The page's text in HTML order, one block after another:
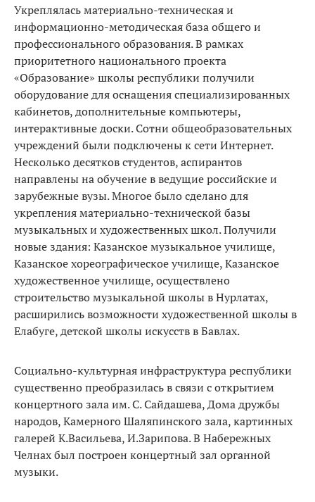
Укреплялась материально-техническая и
информационно-методическая база общего и
профессионального образования. В рамках
приоритетного национального проекта
«Образование» школы республики получили
оборудование для оснащения специализированных
кабинетов, дополнительные компьютеры,
интерактивные доски. Сотни общеобразовательных
учреждений были подключены к сети Интернет.
Несколько десятков студентов, аспирантов
направлены на обучение в ведущие российские и
зарубежные вузы. Многое было сделано для
укрепления материально-технической базы
музыкальных и художественных школ. Получили
новые здания: Казанское музыкальное училище,
Казанское хореографическое училище, Казанское
художественное училище, осуществлено
строительство музыкальной школы в Нурлатах,
расширились возможности художественной школы в
Елабуге, детской школы искусств в Бавлах.
Социально-культурная инфраструктура республики
существенно преобразилась в связи с открытием
концертного зала им. С. Сайдашева, Дома дружбы
народов, Камерного Шаляпинского зала, картинных
галерей К.Васильева, И.Зарипова. В Набережных
Челнах был построен концертный зал органной
музыки.